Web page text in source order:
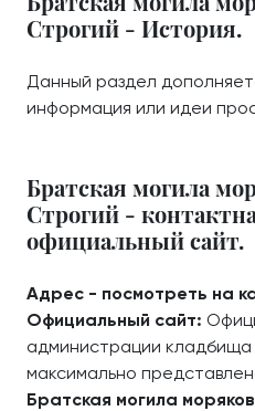
Строгий - История.
Данный раздел
информация или идеи
Братская могила
Строгий -
официальный сайт.
Адрес - посмотреть на
Официальный сайт:
администрации
максимально
Братская могила